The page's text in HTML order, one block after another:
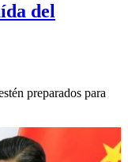
del
preparados para